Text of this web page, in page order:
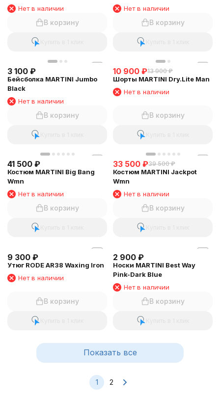
Нет в наличии
В корзину
Нет в наличии
В корзину
3 100 ₽
Бейсболка MARTINI Jumbo
Black
Нет в наличии
В корзину
10 900 ₽13 900 ₽
Шорты MARTINI Dry.Lite Man
Нет в наличии
В корзину
41 500 ₽
Костюм MARTINI Big Bang
Wmn
Нет в наличии
В корзину
33 500 ₽39 500 ₽
Костюм MARTINI Jackpot
Wmn
Нет в наличии
В корзину
₽
Утюг RODE AR38 Waxing Iron
2 900 ₽
Носки MARTINI Best Way
Pink-Dark Blue
Нет в наличии